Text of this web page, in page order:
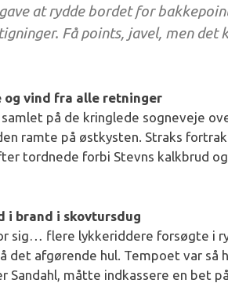
at rydde bordet for
Få points, javel, men det
og vind fra alle retninger
på de kringlede sogneveje
ramte på østkysten. Straks
tordnede forbi Stevns kalkbrud
i brand i skovtursdug
sig… flere lykkeriddere forsøgte i
det afgørende hul. Tempoet var
Sandahl, måtte indkassere en bet